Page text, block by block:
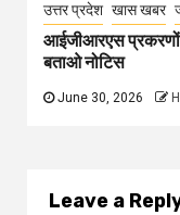
उत्तर प्रदेश खास खबर
आईजीआरएस प्रकरणों
बताओ नोटिस
June 30, 2026
Leave a